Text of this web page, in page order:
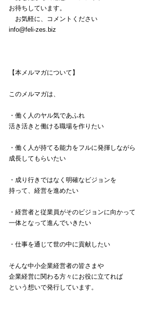
お待ちしています。
お気軽に、コメントください
info@feli-zes.biz
【本メルマガについて】
このメルマガは、
・働く人のヤル気であふれ
活き活きと働ける職場を作りたい
・働く人が持てる能力をフルに発揮しながら
成長してもらいたい
・成り行きではなく明確なビジョンを
持って、経営を進めたい
・経営者と従業員がそのビジョンに向かって
一体となって進んでいきたい
・仕事を通じて世の中に貢献したい
そんな中小企業経営者の皆さまや
企業経営に関わる方々にお役に立てれば
という想いで発行しています。